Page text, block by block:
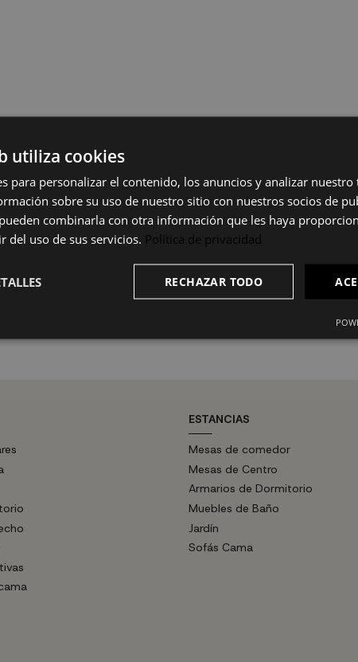
incluye armarios, aparadores modernos y mesas de centro
ESTANCIAS
Mesas de comedor
Mesas de Centro
Armarios de Dormitorio
Muebles de Baño
Jardín
Sofás Cama
utiliza cookies
para personalizar el contenido, los anuncios y analizar nuestro
sobre su uso de nuestro sitio con nuestros socios de
combinarla con otra información que les haya
del uso de sus servicios. Política de privacidad
RECHAZAR TODO